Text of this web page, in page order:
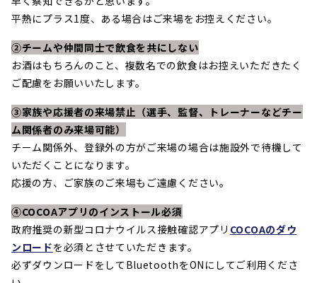
平熱にプラス1度、ある場合はご来場をお控えください。
②チームや仲間同士で飲食を共にしない
お酒はもちろんのこと、複数名での飲食はお控えいただきたく
ご配慮をお願いいたします。
③家族や応援者の来場禁止（選手、監督、トレーナーなどチー
ム関係者のみ来場可能）
チーム関係外、登録外の方がご来場の場合は施設外で待機して
いただくことになります。
応援の方、ご家族のご来場もご遠慮ください。
④COCOAアプリのインストール必須
政府推奨の新型コロナウイルス接触確認アプリ COCOAのダウ
ンロードを必須とさせていただきます。
必ずダウンロードをしてBluetoothをONにしてご利用くださ